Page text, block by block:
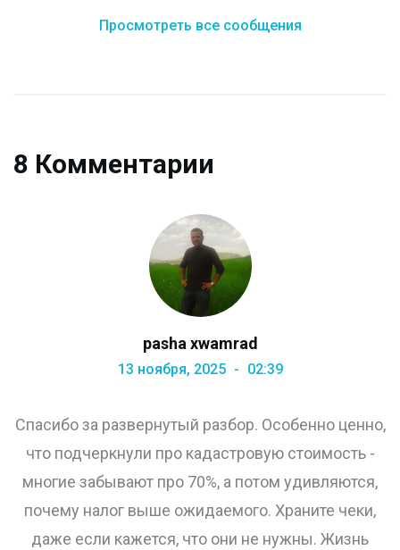
Просмотреть все сообщения
8 Комментарии
pasha xwamrad
13 ноября, 2025 02:39
Спасибо за развернутый разбор. Особенно ценно,
что подчеркнули про кадастровую стоимость -
многие забывают про 70%, а потом удивляются,
почему налог выше ожидаемого. Храните чеки,
даже если кажется, что они не нужны. Жизнь